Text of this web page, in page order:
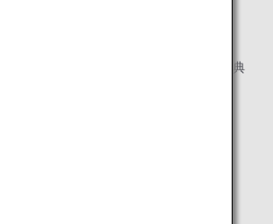
線特典航空券
ブ会員は最低6,000マイルから国内線特典
。
ブ